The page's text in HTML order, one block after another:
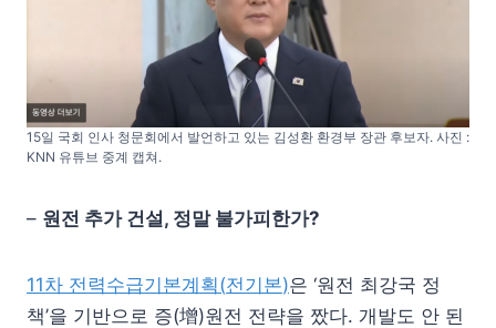
15일 국회 인사 청문회에서 발언하고 있는 김성환 환경부 장관 후보자. 사진 :
KNN 유튜브 중계 캡쳐.
– 원전 추가 건설, 정말 불가피한가?
11차 전력수급기본계획(전기본)은 ‘원전 최강국 정
책’을 기반으로 증(增)원전 전략을 짰다. 개발도 안 된